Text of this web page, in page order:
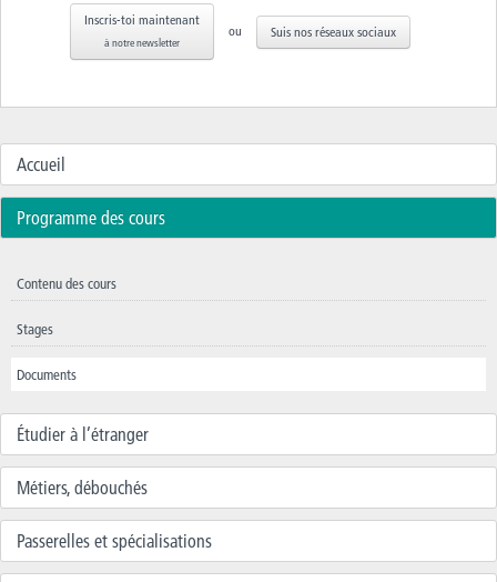
Inscris-toi maintenant
à notre newsletter
ou Suis nos réseaux sociaux
Accueil
Programme des cours
Contenu des cours
Stages
Documents
Étudier à l’étranger
Métiers, débouchés
Passerelles et spécialisations